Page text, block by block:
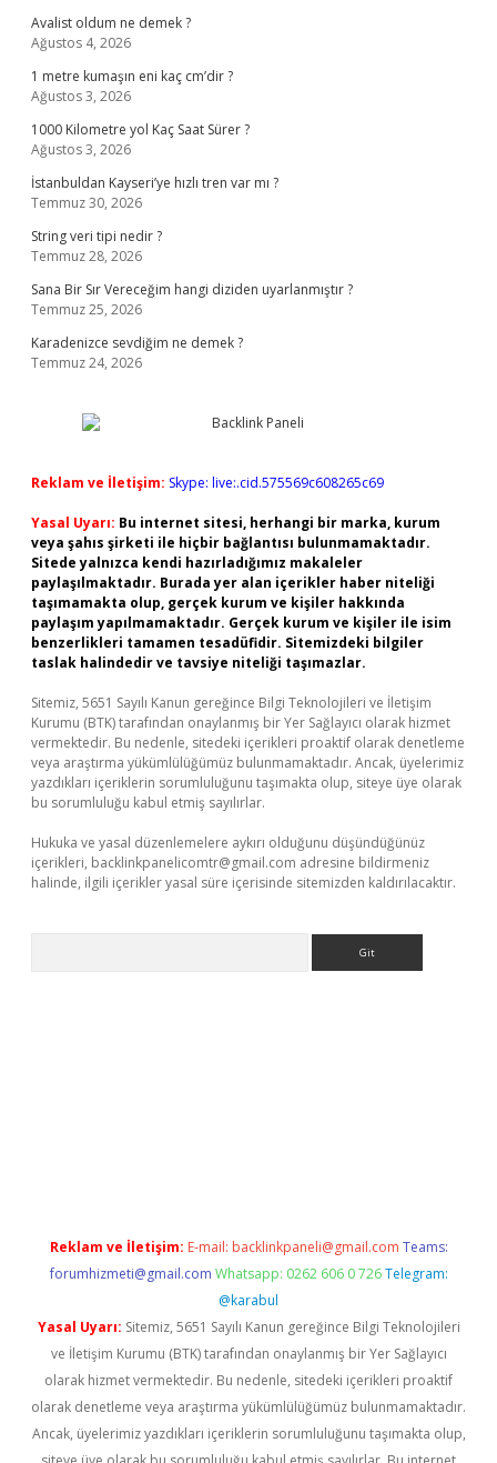
Avalist oldum ne demek ?
Ağustos 4, 2026
1 metre kumaşın eni kaç cm’dir ?
Ağustos 3, 2026
1000 Kilometre yol Kaç Saat Sürer ?
Ağustos 3, 2026
İstanbuldan Kayseri’ye hızlı tren var mı ?
Temmuz 30, 2026
String veri tipi nedir ?
Temmuz 28, 2026
Sana Bir Sır Vereceğim hangi diziden uyarlanmıştır ?
Temmuz 25, 2026
Karadenizce sevdiğim ne demek ?
Temmuz 24, 2026
Reklam ve İletişim: Skype: live:.cid.575569c608265c69
Yasal Uyarı: Bu internet sitesi, herhangi bir marka, kurum
veya şahıs şirketi ile hiçbir bağlantısı bulunmamaktadır.
Sitede yalnızca kendi hazırladığımız makaleler
paylaşılmaktadır. Burada yer alan içerikler haber niteliği
taşımamakta olup, gerçek kurum ve kişiler hakkında
paylaşım yapılmamaktadır. Gerçek kurum ve kişiler ile isim
benzerlikleri tamamen tesadüfidir. Sitemizdeki bilgiler
taslak halindedir ve tavsiye niteliği taşımazlar.
Sitemiz, 5651 Sayılı Kanun gereğince Bilgi Teknolojileri ve İletişim
Kurumu (BTK) tarafından onaylanmış bir Yer Sağlayıcı olarak hizmet
vermektedir. Bu nedenle, sitedeki içerikleri proaktif olarak denetleme
veya araştırma yükümlülüğümüz bulunmamaktadır. Ancak, üyelerimiz
yazdıkları içeriklerin sorumluluğunu taşımakta olup, siteye üye olarak
bu sorumluluğu kabul etmiş sayılırlar.
Hukuka ve yasal düzenlemelere aykırı olduğunu düşündüğünüz
içerikleri, backlinkpanelicomtr@gmail.com adresine bildirmeniz
halinde, ilgili içerikler yasal süre içerisinde sitemizden kaldırılacaktır.
Reklam ve İletişim: E-mail: backlinkpaneli@gmail.com Teams:
forumhizmeti@gmail.com Whatsapp: 0262 606 0 726 Telegram:
@karabul
Yasal Uyarı: Sitemiz, 5651 Sayılı Kanun gereğince Bilgi Teknolojileri
ve İletişim Kurumu (BTK) tarafından onaylanmış bir Yer Sağlayıcı
olarak hizmet vermektedir. Bu nedenle, sitedeki içerikleri proaktif
olarak denetleme veya araştırma yükümlülüğümüz bulunmamaktadır.
Ancak, üyelerimiz yazdıkları içeriklerin sorumluluğunu taşımakta olup,